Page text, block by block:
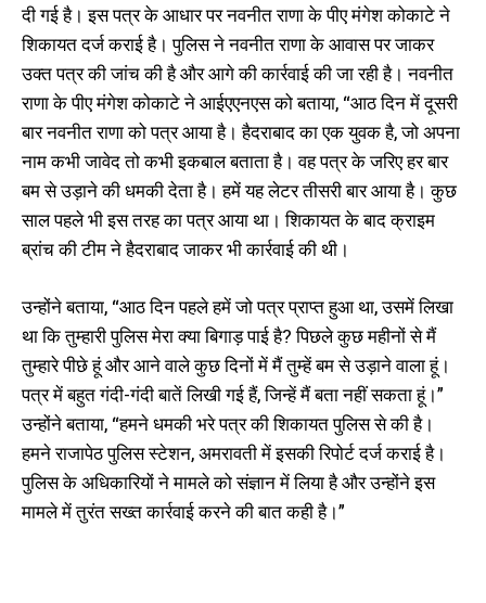
दी गई है। इस पत्र के आधार पर नवनीत राणा के पीए मंगेश कोकाटे ने
शिकायत दर्ज कराई है। पुलिस ने नवनीत राणा के आवास पर जाकर
उक्त पत्र की जांच की है और आगे की कार्रवाई की जा रही है। नवनीत
राणा के पीए मंगेश कोकाटे ने आईएएनएस को बताया, “आठ दिन में दूसरी
बार नवनीत राणा को पत्र आया है। हैदराबाद का एक युवक है, जो अपना
नाम कभी जावेद तो कभी इकबाल बताता है। वह पत्र के जरिए हर बार
बम से उड़ाने की धमकी देता है। हमें यह लेटर तीसरी बार आया है। कुछ
साल पहले भी इस तरह का पत्र आया था। शिकायत के बाद क्राइम
ब्रांच की टीम ने हैदराबाद जाकर भी कार्रवाई की थी।
उन्होंने बताया, “आठ दिन पहले हमें जो पत्र प्राप्त हुआ था, उसमें लिखा
था कि तुम्हारी पुलिस मेरा क्या बिगाड़ पाई है? पिछले कुछ महीनों से मैं
तुम्हारे पीछे हूं और आने वाले कुछ दिनों में मैं तुम्हें बम से उड़ाने वाला हूं।
पत्र में बहुत गंदी-गंदी बातें लिखी गई हैं, जिन्हें मैं बता नहीं सकता हूं।”
उन्होंने बताया, “हमने धमकी भरे पत्र की शिकायत पुलिस से की है।
हमने राजापेठ पुलिस स्टेशन, अमरावती में इसकी रिपोर्ट दर्ज कराई है।
पुलिस के अधिकारियों ने मामले को संज्ञान में लिया है और उन्होंने इस
मामले में तुरंत सख्त कार्रवाई करने की बात कही है।”